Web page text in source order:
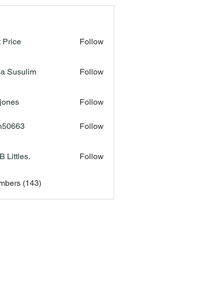
Price Follow
Susulim Follow
Follow
Follow
Littles. Follow
(143)